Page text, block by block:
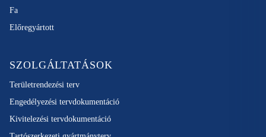
Fa
Előregyártott
SZOLGÁLTATÁSOK
Területrendezési terv
Engedélyezési tervdokumentáció
Kivitelezési tervdokumentáció